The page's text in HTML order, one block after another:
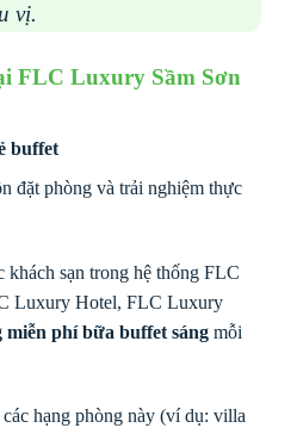
vị.
FLC Luxury Sầm Sơn
buffet
đặt phòng và trải nghiệm thực
khách sạn trong hệ thống FLC
Luxury Hotel, FLC Luxury
phí bữa buffet sángmỗi
hạng phòng này (ví dụ: villa